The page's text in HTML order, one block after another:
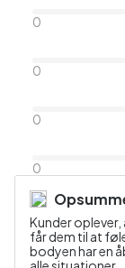
0
0
0
0
Kunder
får dem til at
bodyen har en